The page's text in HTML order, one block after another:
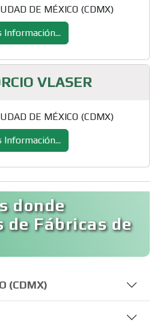
DE MÉXICO (CDMX)
Información...
VLASER
DE MÉXICO (CDMX)
Información...
donde
de Fábricas de
(CDMX)